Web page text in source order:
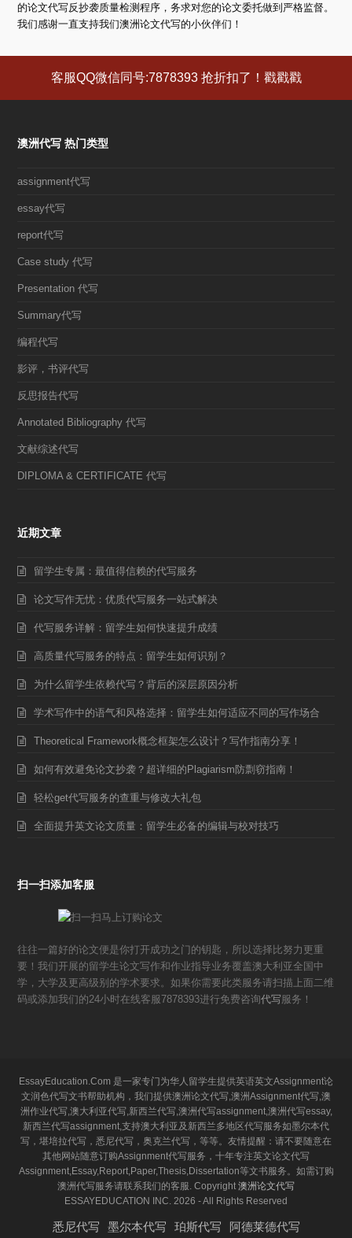
的论文代写反抄袭质量检测程序，务求对您的论文委托做到严格监督。
我们感谢一直支持我们澳洲论文代写的小伙伴们！
客服QQ微信同号:7878393 抢折扣了！戳戳戳
澳洲代写 热门类型
assignment代写
essay代写
report代写
Case study 代写
Presentation 代写
Summary代写
编程代写
影评，书评代写
反思报告代写
Annotated Bibliography 代写
文献综述代写
DIPLOMA & CERTIFICATE 代写
近期文章
留学生专属：最值得信赖的代写服务
论文写作无忧：优质代写服务一站式解决
代写服务详解：留学生如何快速提升成绩
高质量代写服务的特点：留学生如何识别？
为什么留学生依赖代写？背后的深层原因分析
学术写作中的语气和风格选择：留学生如何适应不同的写作场合
Theoretical Framework概念框架怎么设计？写作指南分享！
如何有效避免论文抄袭？超详细的Plagiarism防剽窃指南！
轻松get代写服务的查重与修改大礼包
全面提升英文论文质量：留学生必备的编辑与校对技巧
扫一扫添加客服
往往一篇好的论文便是你打开成功之门的钥匙，所以选择比努力更重
要！我们开展的留学生论文写作和作业指导业务覆盖澳大利亚全国中
学，大学及更高级别的学术要求。如果你需要此类服务请扫描上面二维
码或添加我们的24小时在线客服7878393进行免费咨询代写 服务！
EssayEducation.Com 是一家专门为华人留学生提供英语英文Assignment论
文润色代写文书帮助机构，我们提供澳洲论文代写,澳洲Assignment代写,澳
洲作业代写,澳大利亚代写,新西兰代写,澳洲代写assignment,澳洲代写essay,
新西兰代写assignment,支持澳大利亚及新西兰多地区代写服务如墨尔本代
写，堪培拉代写，悉尼代写，奥克兰代写，等等。友情提醒：请不要随意在
其他网站随意订购Assignment代写服务，十年专注英文论文代写
Assignment,Essay,Report,Paper,Thesis,Dissertation等文书服务。如需订购
澳洲代写服务请联系我们的客服. Copyright 澳洲论文代写
ESSAYEDUCATION INC. 2026 - All Rights Reserved
悉尼代写 墨尔本代写 珀斯代写 阿德莱德代写